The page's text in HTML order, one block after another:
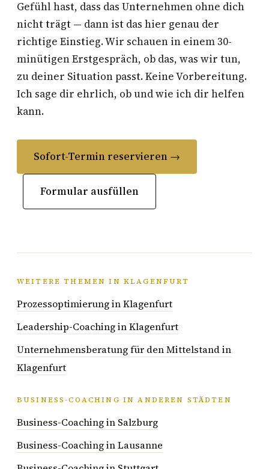
Gefühl hast, dass das Unternehmen ohne dich
nicht trägt — dann ist das hier genau der
richtige Einstieg. Wir schauen in einem 30-
minütigen Erstgespräch, ob das, was wir tun,
zu deiner Situation passt. Keine Vorbereitung.
Ich sage dir ehrlich, ob und wie ich dir helfen
kann.
Sofort-Termin reservieren →
Formular ausfüllen
WEITERE THEMEN IN KLAGENFURT
Prozessoptimierung in Klagenfurt
Leadership-Coaching in Klagenfurt
Unternehmensberatung für den Mittelstand in
Klagenfurt
BUSINESS-COACHING IN ANDEREN STÄDTEN
Business-Coaching in Salzburg
Business-Coaching in Lausanne